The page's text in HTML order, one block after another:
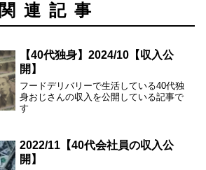
関連記事
【40代独身】2024/10【収入公
開】
フードデリバリーで生活している40代独
身おじさんの収入を公開している記事で
す
2022/11【40代会社員の収入公
開】